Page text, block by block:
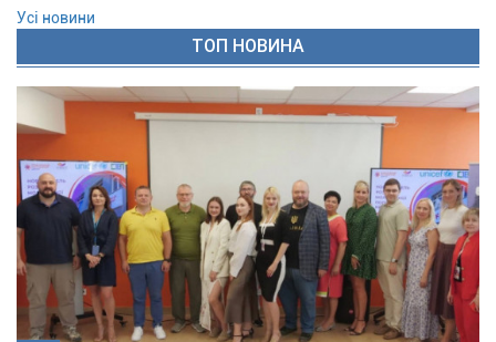
Усі новини
ТОП НОВИНА